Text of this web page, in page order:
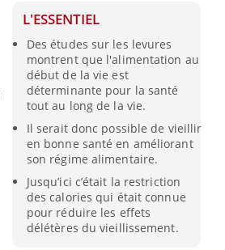
L'ESSENTIEL
Des études sur les levures
montrent que l'alimentation au
début de la vie est
déterminante pour la santé
tout au long de la vie.
Il serait donc possible de vieillir
en bonne santé en améliorant
son régime alimentaire.
Jusqu’ici c’était la restriction
des calories qui était connue
pour réduire les effets
délétères du vieillissement.